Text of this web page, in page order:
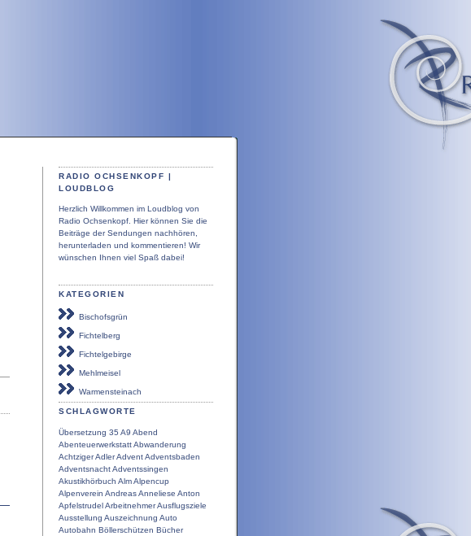
RADIO OCHSENKOPF |
LOUDBLOG
Herzlich Willkommen im Loudblog von
Radio Ochsenkopf. Hier können Sie die
Beiträge der Sendungen nachhören,
herunterladen und kommentieren! Wir
wünschen Ihnen viel Spaß dabei!
KATEGORIEN
Bischofsgrün
Fichtelberg
Fichtelgebirge
Mehlmeisel
Warmensteinach
SCHLAGWORTE
Übersetzung 35 A9 Abend
AbenteuerwerkstattAbwanderung
AchtzigerAdlerAdventAdventsbaden
AdventsnachtAdventssingen
Akustikhörbuch AlmAlpencup
Alpenverein AndreasAnneliese Anton
ApfelstrudelArbeitnehmerAusflugsziele
Ausstellung Auszeichnung Auto
Autobahn Böllerschützen Bücher